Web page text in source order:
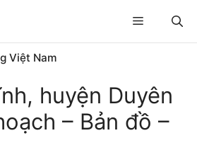
Menu
Việt Nam
huyện Duyên
– Bản đồ –